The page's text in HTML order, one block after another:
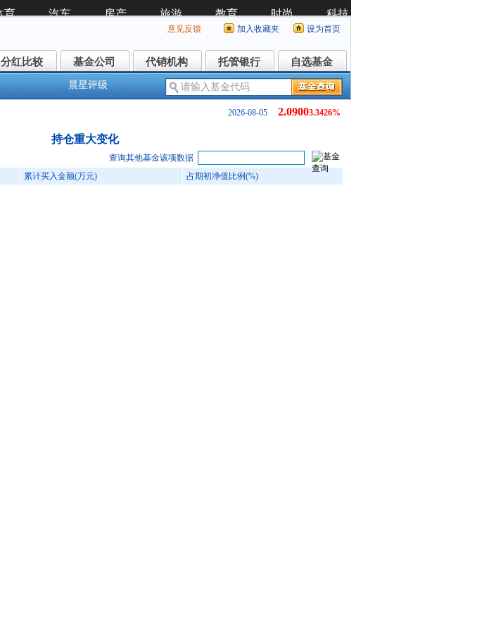
意见反馈 加入收藏夹 设为首页
分红比较
分红比较 基金公司
基金公司 代销机构
代销机构 托管银行
托管银行 自选基金
自选基金
晨星评级
2026-08-05 2.09003.3426%
持仓重大变化
查询其他基金该项数据
累计买入金额(万元) 占期初净值比例(%)